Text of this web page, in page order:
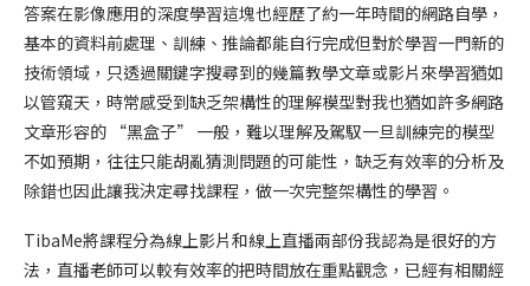
答案在影像應用的深度學習這塊也經歷了約一年時間的網路自學，
基本的資料前處理、訓練、推論都能自行完成但對於學習一門新的
技術領域，只透過關鍵字搜尋到的幾篇教學文章或影片來學習猶如
以管窺天，時常感受到缺乏架構性的理解模型對我也猶如許多網路
文章形容的 “黑盒子” 一般，難以理解及駕馭一旦訓練完的模型
不如預期，往往只能胡亂猜測問題的可能性，缺乏有效率的分析及
除錯也因此讓我決定尋找課程，做一次完整架構性的學習。
TibaMe將課程分為線上影片和線上直播兩部份我認為是很好的方
法，直播老師可以較有效率的把時間放在重點觀念，已經有相關經